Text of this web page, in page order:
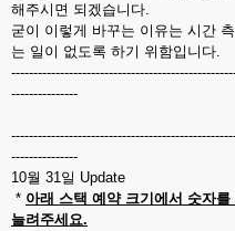
해주시면 되겠습니다.
굳이 이렇게 바꾸는 이유는 시간
는 일이 없도록 하기 위함입니다.
---------------
---------------
10월 31일 Update
* 아래 스택 예약 크기에서 숫자
늘려주세요.